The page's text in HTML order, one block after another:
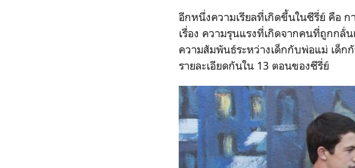
อีกหนึ่งความเรียลที่เกิดขึ้นในซีรี่ย์ คือ ก
เรื่อง ความรุนแรงที่เกิดจากคนที่ถูกกลั่
ความสัมพันธ์ระหว่างเด็กกับพ่อแม่ เด็ก
รายละเอียดกันใน 13 ตอนของซีรี่ย์